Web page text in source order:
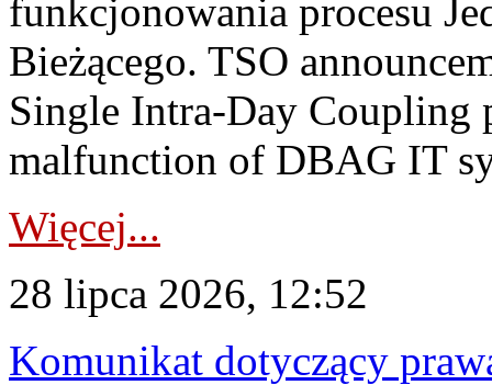
funkcjonowania procesu
Bieżącego. TSO
Single Intra-Day Coupling
malfunction of DBAG IT
Więcej...
28 lipca 2026, 12:52
Komunikat dotyczący